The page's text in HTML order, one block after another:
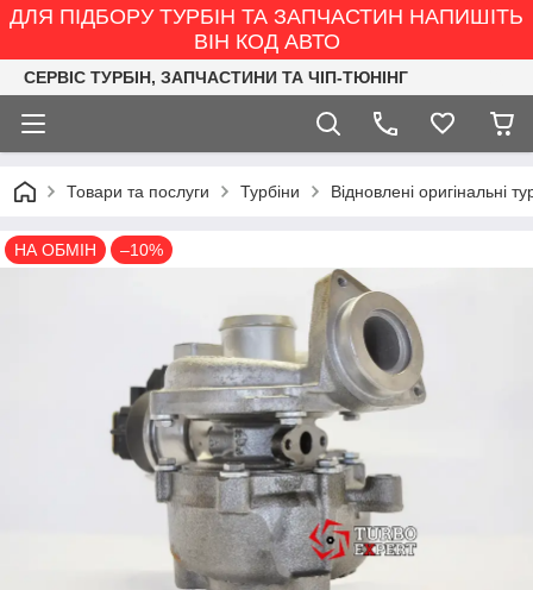
ДЛЯ ПІДБОРУ ТУРБІН ТА ЗАПЧАСТИН НАПИШІТЬ
ВІН КОД АВТО
СЕРВІС ТУРБІН, ЗАПЧАСТИНИ ТА ЧІП-ТЮНІНГ
Товари та послуги Турбіни Відновлені оригінальні
НА ОБМІН –10%